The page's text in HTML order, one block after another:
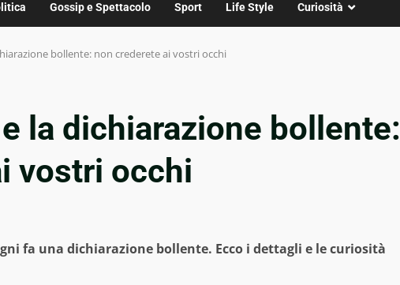
Gossip e Spettacolo Sport Life Style Curiosità
bollente: non crederete ai vostri occhi
la dichiarazione bollente:
vostri occhi
fa una dichiarazione bollente. Ecco i dettagli e le curiosità